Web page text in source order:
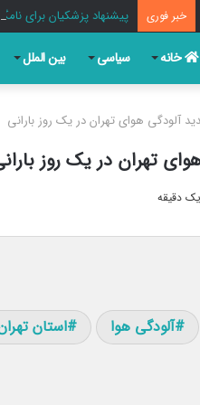
خبر فوری پیشنهاد پزشکیان برای
خانه سیاسی بین الملل
آلودگی هوای تهران در یک روز بارانی
تهران در یک روز
یک دقیقه
آلودگی هوا استان